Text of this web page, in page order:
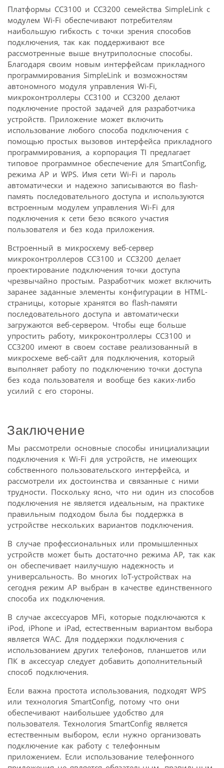
Платформы CC3100 и CC3200 семейства SimpleLink с
модулем Wi-Fi обеспечивают потребителям
наибольшую гибкость с точки зрения способов
подключения, так как поддерживают все
рассмотренные выше внутриполосные способы.
Благодаря своим новым интерфейсам прикладного
программирования SimpleLink и возможностям
автономного модуля управления Wi-Fi,
микроконтроллеры CC3100 и CC3200 делают
подключение простой задачей для разработчика
устройств. Приложение может включить
использование любого способа подключения с
помощью простых вызовов интерфейса прикладного
программирования, а корпорация TI предлагает
типовое программное обеспечение для SmartConfig,
режима AP и WPS. Имя сети Wi-Fi и пароль
автоматически и надежно записываются во flash-
память последовательного доступа и используются
встроенным модулем управления Wi-Fi для
подключения к сети безо всякого участия
пользователя и без кода приложения.
Встроенный в микросхему веб-сервер
микроконтроллеров CC3100 и CC3200 делает
проектирование подключения точки доступа
чрезвычайно простым. Разработчик может включить
заранее заданные элементы конфигурации в HTML-
страницы, которые хранятся во flash-памяти
последовательного доступа и автоматически
загружаются веб-сервером. Чтобы еще больше
упростить работу, микроконтроллеры CC3100 и
CC3200 имеют в своем составе реализованный в
микросхеме веб-сайт для подключения, который
выполняет работу по подключению точки доступа
без кода пользователя и вообще без каких-либо
усилий с его стороны.
Заключение
Мы рассмотрели основные способы инициализации
подключения к Wi-Fi для устройств, не имеющих
собственного пользовательского интерфейса, и
рассмотрели их достоинства и связанные с ними
трудности. Поскольку ясно, что ни один из способов
подключения не является идеальным, на практике
правильным подходом была бы поддержка в
устройстве нескольких вариантов подключения.
В случае профессиональных или промышленных
устройств может быть достаточно режима AP, так как
он обеспечивает наилучшую надежность и
универсальность. Во многих IoT-устройствах на
сегодня режим AP выбран в качестве единственного
способа их подключения.
В случае аксессуаров MFi, которые подключаются к
iPod, iPhone и iPad, естественным вариантом выбора
является WAC. Для поддержки подключения с
использованием других телефонов, планшетов или
ПК в аксессуар следует добавить дополнительный
способ подключения.
Если важна простота использования, подходят WPS
или технология SmartConfig, потому что они
обеспечивают наибольшее удобство для
пользователя. Технология SmartConfig является
естественным выбором, если нужно организовать
подключение как работу с телефонным
приложением. Если использование телефонного